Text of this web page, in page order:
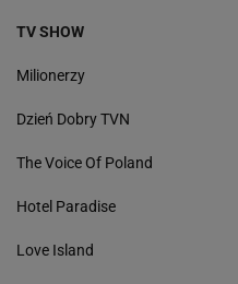
TV SHOW
Milionerzy
Dzień Dobry TVN
The Voice Of Poland
Hotel Paradise
Love Island